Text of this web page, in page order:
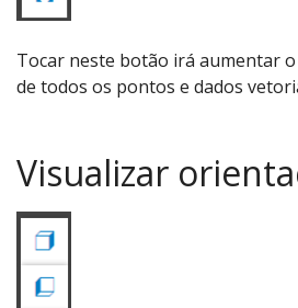
Tocar neste botão irá aumentar
de todos os pontos e dados
Visualizar